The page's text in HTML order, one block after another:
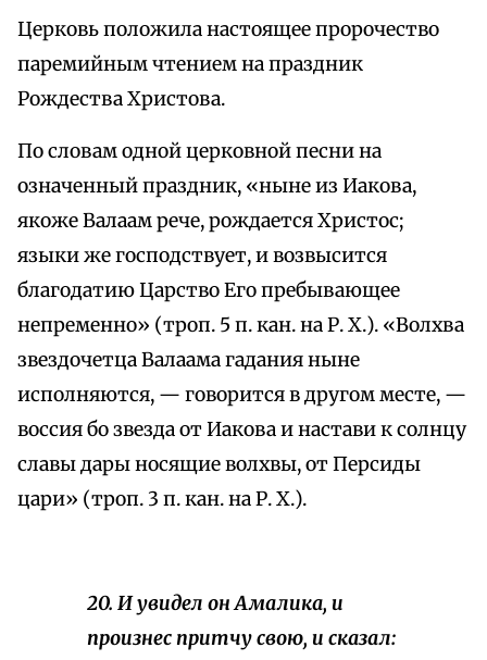
Церковь положила настоящее пророчество
паремийным чтением на праздник
Рождества Христова.
По словам одной церковной песни на
означенный праздник, «ныне из Иакова,
якоже Валаам рече, рождается Христос;
языки же господствует, и возвысится
благодатию Царство Его пребывающее
непременно» (троп. 5 п. кан. на Р. X.). «Волхва
звездочетца Валаама гадания ныне
исполняются, — говорится в другом месте, —
воссия бо звезда от Иакова и настави к солнцу
славы дары носящие волхвы, от Персиды
цари» (троп. 3 п. кан. на Р. X.).
20. И увидел он Амалика, и
произнес притчу свою, и сказал: